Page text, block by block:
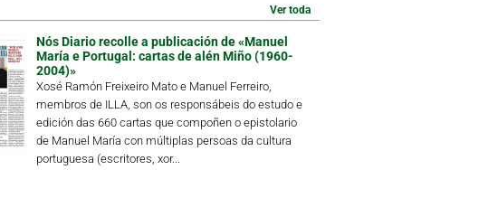
Ver toda
Nós Diario recolle a publicación de «Manuel
María e Portugal: cartas de alén Miño (1960-
2004)»
Xosé Ramón Freixeiro Mato e Manuel Ferreiro,
membros de ILLA, son os responsábeis do estudo e
edición das 660 cartas que compoñen o epistolario
de Manuel María con múltiplas persoas da cultura
portuguesa (escritores, xor...